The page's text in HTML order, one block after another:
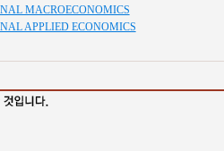
MACROECONOMICS
APPLIED ECONOMICS